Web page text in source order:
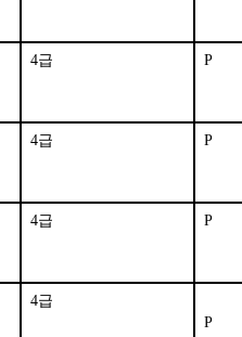
4급 P
4급 P
4급 P
4급
P